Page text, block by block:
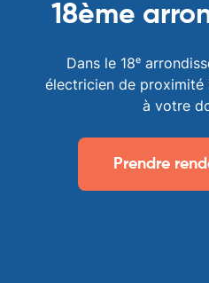
18ème
Dans le 18ᵉ
électricien de proximité
à votre
Prendre